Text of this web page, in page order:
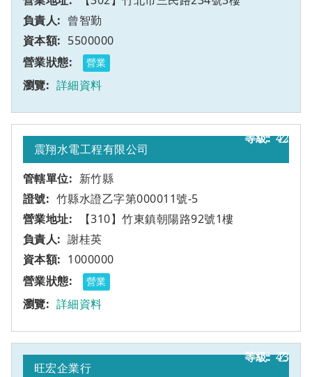
曾智勤
5500000
營業
詳細資料
42
震翔水電工程有限公司
新竹縣
竹縣水證乙字第000011號-5
【310】竹東鎮朝陽路92號1樓
乙
謝桂英
1000000
營業
詳細資料
43
旺宏企業行
乙